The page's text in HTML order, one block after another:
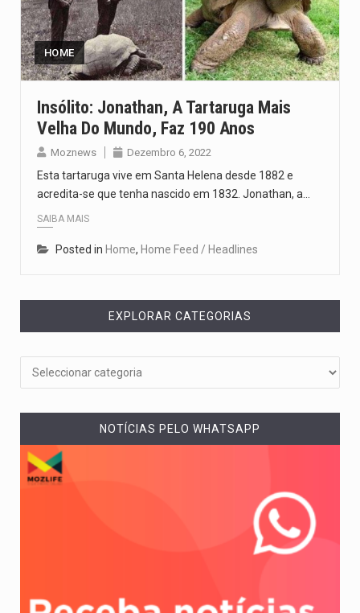
O pagamento marca o desfecho de um dos processos mais…
O programa, cuja implementação está prevista entre abril de 2026…
HOME
Insólito: Jonathan, A Tartaruga Mais
Velha Do Mundo, Faz 190 Anos
Moznews Dezembro 6, 2022
Esta tartaruga vive em Santa Helena desde 1882 e
acredita-se que tenha nascido em 1832. Jonathan, a…
SAIBA MAIS
Posted in Home, Home Feed / Headlines
EXPLORAR CATEGORIAS
NOTÍCIAS PELO WHATSAPP